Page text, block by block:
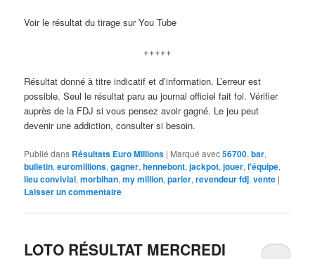
Voir le résultat du tirage sur You Tube
+++++
Résultat donné à titre indicatif et d’information. L’erreur est
possible. Seul le résultat paru au journal officiel fait foi. Vérifier
auprès de la FDJ si vous pensez avoir gagné. Le jeu peut
devenir une addiction, consulter si besoin.
Publié dans Résultats Euro Millions | Marqué avec56700,bar,
bulletin,euromillions,gagner,hennebont,jackpot,jouer,l'équipe,
lieu convivial,morbihan,my million,parier,revendeur fdj,vente |
Laisser un commentaire
LOTO RÉSULTAT MERCREDI